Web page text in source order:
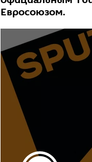
Евросоюзом.